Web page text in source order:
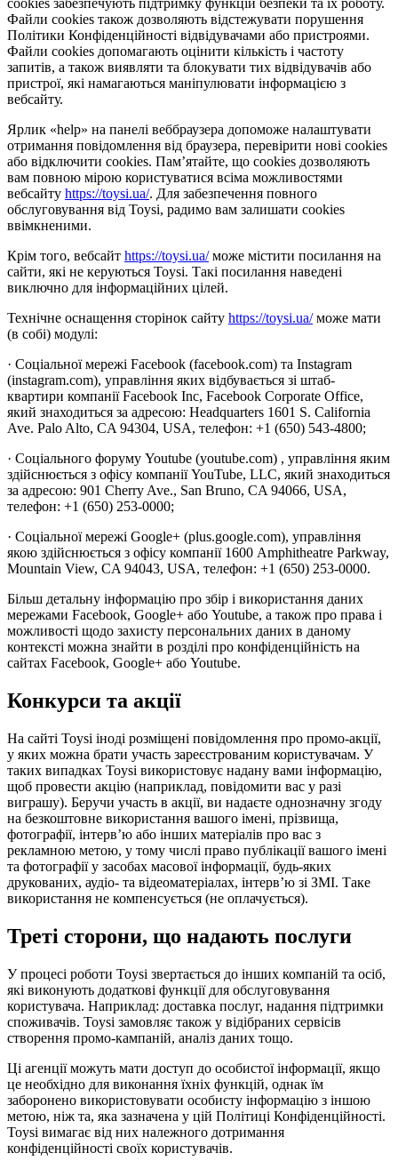
Файли cookies також дозволяють відстежувати порушення
Політики Конфіденційності відвідувачами або пристроями.
Файли cookies допомагають оцінити кількість і частоту
запитів, а також виявляти та блокувати тих відвідувачів або
пристрої, які намагаються маніпулювати інформацією з
вебсайту.
Ярлик «help» на панелі веббраузера допоможе налаштувати
отримання повідомлення від браузера, перевірити нові cookies
або відключити cookies. Пам’ятайте, що cookies дозволяють
вам повною мірою користуватися всіма можливостями
вебсайту https://toysi.ua/. Для забезпечення повного
обслуговування від Toysi, радимо вам залишати cookies
ввімкненими.
Крім того, вебсайт https://toysi.ua/може містити посилання на
сайти, які не керуються Toysi. Такі посилання наведені
виключно для інформаційних цілей.
Технічне оснащення сторінок сайту https://toysi.ua/може мати
(в собі) модулі:
· Соціальної мережі Facebook (facebook.com) та Instagram
(instagram.com), управління яких відбувається зі штаб-
квартири компанії Facebook Inc, Facebook Corporate Office,
який знаходиться за адресою: Headquarters 1601 S. California
Ave. Palo Alto, CA 94304, USA, телефон: +1 (650) 543-4800;
· Соціального форуму Youtube (youtube.com) , управління яким
здійснюється з офісу компанії YouTube, LLC, який знаходиться
за адресою: 901 Cherry Ave., San Bruno, CA 94066, USA,
телефон: +1 (650) 253-0000;
· Соціальної мережі Google+ (plus.google.com), управління
якою здійснюється з офісу компанії 1600 Amphitheatre Parkway,
Mountain View, CA 94043, USA, телефон: +1 (650) 253-0000.
Більш детальну інформацію про збір і використання даних
мережами Facebook, Google+ або Youtube, а також про права і
можливості щодо захисту персональних даних в даному
контексті можна знайти в розділі про конфіденційність на
сайтах Facebook, Google+ або Youtube.
Конкурси та акції
На сайті Toysi іноді розміщені повідомлення про промо-акції,
у яких можна брати участь зареєстрованим користувачам. У
таких випадках Toysi використовує надану вами інформацію,
щоб провести акцію (наприклад, повідомити вас у разі
виграшу). Беручи участь в акції, ви надаєте однозначну згоду
на безкоштовне використання вашого імені, прізвища,
фотографії, інтерв’ю або інших матеріалів про вас з
рекламною метою, у тому числі право публікації вашого імені
та фотографії у засобах масової інформації, будь-яких
друкованих, аудіо- та відеоматеріалах, інтерв’ю зі ЗМІ. Таке
використання не компенсується (не оплачується).
Треті сторони, що надають послуги
У процесі роботи Toysi звертається до інших компаній та осіб,
які виконують додаткові функції для обслуговування
користувача. Наприклад: доставка послуг, надання підтримки
споживачів. Toysi замовляє також у відібраних сервісів
створення промо-кампаній, аналіз даних тощо.
Ці агенції можуть мати доступ до особистої інформації, якщо
це необхідно для виконання їхніх функцій, однак їм
заборонено використовувати особисту інформацію з іншою
метою, ніж та, яка зазначена у цій Політиці Конфіденційності.
Toysi вимагає від них належного дотримання
конфіденційності своїх користувачів.